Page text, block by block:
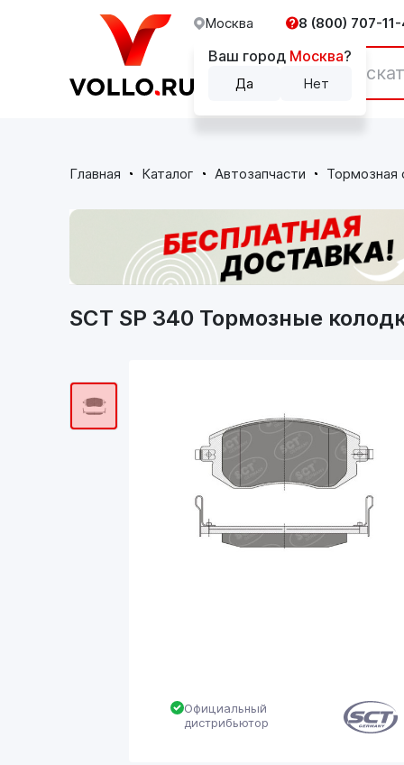
Москва
Ваш город Москва?
Да Нет
8 (800) 707-11-
Каталог
Главная Каталог Автозапчасти Тормозная
Официальный
дистрибьютор
SCT SP 340 Тормозные